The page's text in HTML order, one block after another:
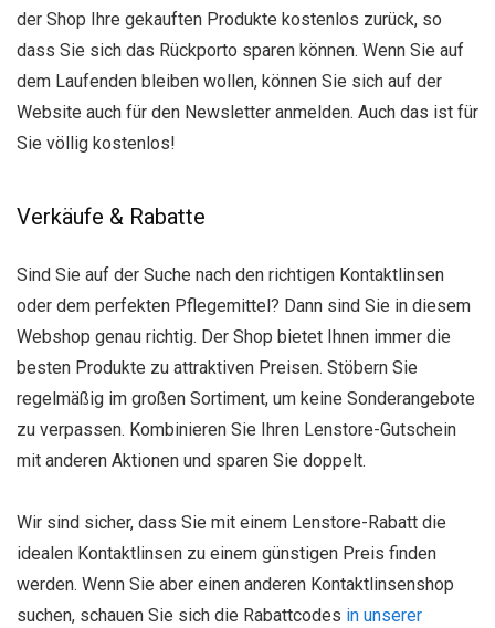
der Shop Ihre gekauften Produkte kostenlos zurück, so
dass Sie sich das Rückporto sparen können. Wenn Sie auf
dem Laufenden bleiben wollen, können Sie sich auf der
Website auch für den Newsletter anmelden. Auch das ist für
Sie völlig kostenlos!
Verkäufe & Rabatte
Sind Sie auf der Suche nach den richtigen Kontaktlinsen
oder dem perfekten Pflegemittel? Dann sind Sie in diesem
Webshop genau richtig. Der Shop bietet Ihnen immer die
besten Produkte zu attraktiven Preisen. Stöbern Sie
regelmäßig im großen Sortiment, um keine Sonderangebote
zu verpassen. Kombinieren Sie Ihren Lenstore-Gutschein
mit anderen Aktionen und sparen Sie doppelt.
Wir sind sicher, dass Sie mit einem Lenstore-Rabatt die
idealen Kontaktlinsen zu einem günstigen Preis finden
werden. Wenn Sie aber einen anderen Kontaktlinsenshop
suchen, schauen Sie sich die Rabattcodes in unserer